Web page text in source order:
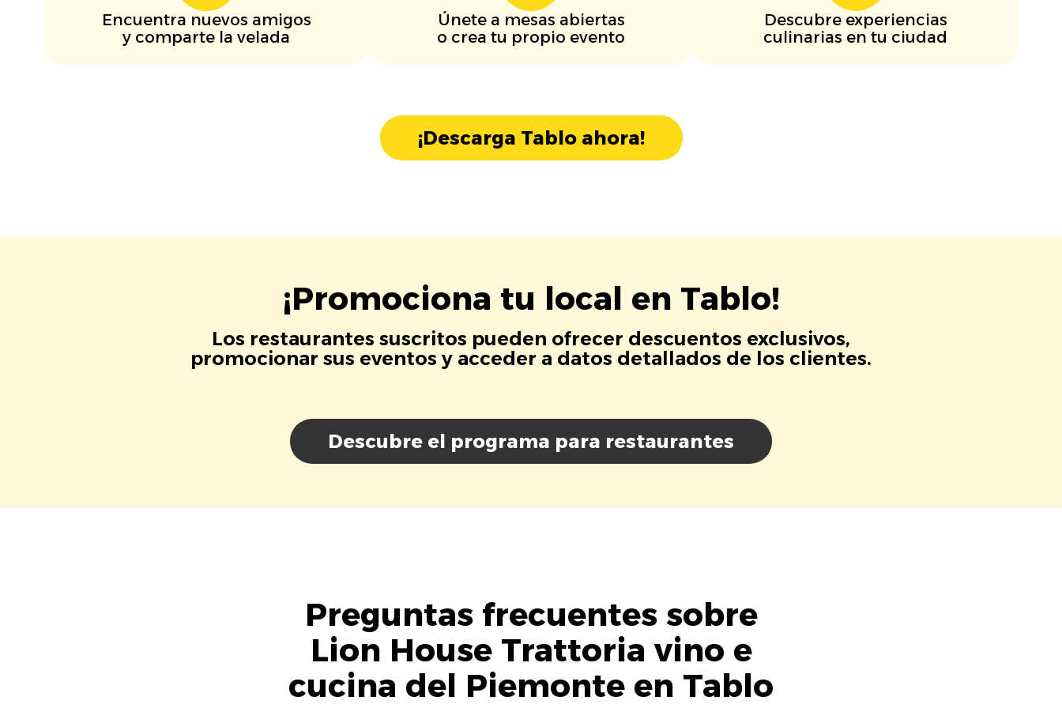
Encuentra nuevos amigos
y comparte la velada
Únete a mesas abiertas
o crea tu propio evento
Descubre experiencias
culinarias en tu ciudad
¡Descarga Tablo ahora!
¡Promociona tu local en Tablo!
Los restaurantes suscritos pueden ofrecer descuentos exclusivos,
promocionar sus eventos y acceder a datos detallados de los clientes.
Descubre el programa para restaurantes
Preguntas frecuentes sobre
Lion House Trattoria vino e
cucina del Piemonte en Tablo